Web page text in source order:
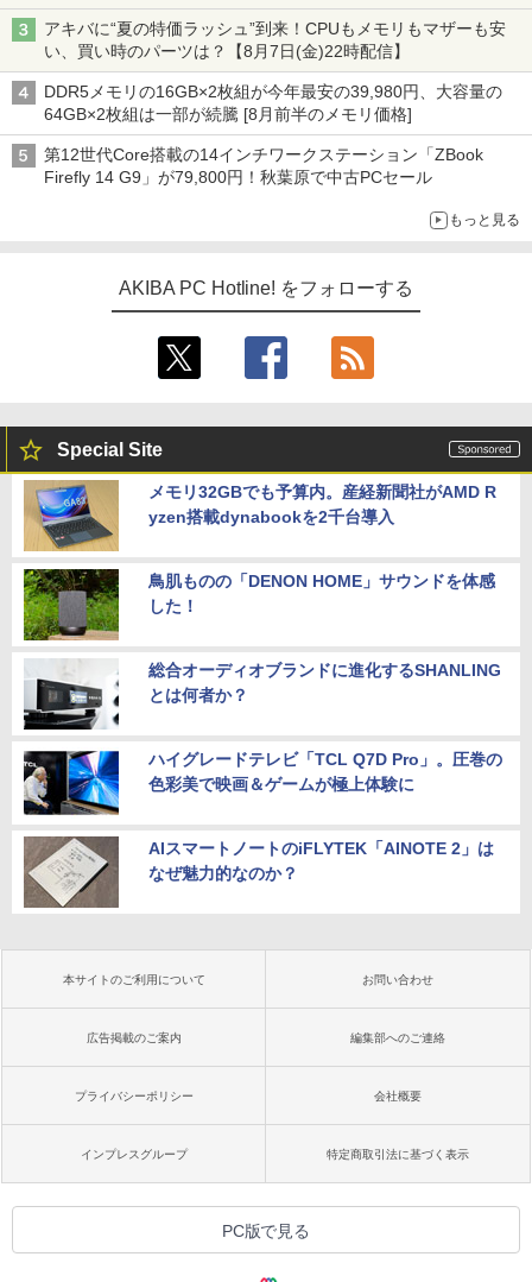
アキバに“夏の特価ラッシュ”到来！CPUもメモリもマザーも安
い、買い時のパーツは？【8月7日(金)22時配信】
DDR5メモリの16GB×2枚組が今年最安の39,980円、大容量の
64GB×2枚組は一部が続騰 [8月前半のメモリ価格]
第12世代Core搭載の14インチワークステーション「ZBook
Firefly 14 G9」が79,800円！秋葉原で中古PCセール
もっと見る
AKIBA PC Hotline! をフォローする
Special Site
メモリ32GBでも予算内。産経新聞社がAMD R
yzen搭載dynabookを2千台導入
鳥肌ものの「DENON HOME」サウンドを体感
した！
総合オーディオブランドに進化するSHANLING
とは何者か？
ハイグレードテレビ「TCL Q7D Pro」。圧巻の
色彩美で映画＆ゲームが極上体験に
AIスマートノートのiFLYTEK「AINOTE 2」は
なぜ魅力的なのか？
本サイトのご利用について お問い合わせ
広告掲載のご案内 編集部へのご連絡
プライバシーポリシー 会社概要
インプレスグループ 特定商取引法に基づく表示
PC版で見る